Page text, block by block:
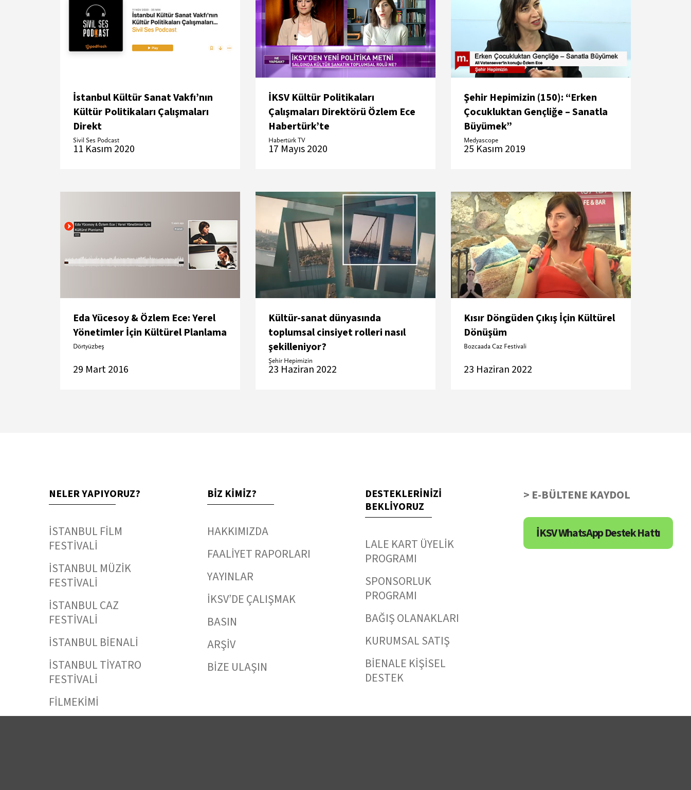
İstanbul Kültür Sanat Vakfı’nın
Kültür Politikaları Çalışmaları
Direkt
Sivil Ses Podcast
11 Kasım 2020
İKSV Kültür Politikaları
Çalışmaları Direktörü Özlem Ece
Habertürk’te
Habertürk TV
17 Mayıs 2020
Şehir Hepimizin (150): “Erken
Çocukluktan Gençliğe – Sanatla
Büyümek”
Medyascope
25 Kasım 2019
Eda Yücesoy & Özlem Ece: Yerel
Yönetimler İçin Kültürel Planlama
Dörtyüzbeş
29 Mart 2016
Kültür-sanat dünyasında
toplumsal cinsiyet rolleri nasıl
şekilleniyor?
Şehir Hepimizin
23 Haziran 2022
Kısır Döngüden Çıkış İçin Kültürel
Dönüşüm
Bozcaada Caz Festivali
23 Haziran 2022
NELER YAPIYORUZ?
İSTANBUL FİLM
FESTİVALİ
İSTANBUL MÜZİK
FESTİVALİ
İSTANBUL CAZ
FESTİVALİ
İSTANBUL BİENALİ
İSTANBUL TİYATRO
FESTİVALİ
FİLMEKİMİ
BİZ KİMİZ?
HAKKIMIZDA
FAALİYET RAPORLARI
YAYINLAR
İKSV’DE ÇALIŞMAK
BASIN
ARŞİV
BİZE ULAŞIN
DESTEKLERİNİZİ
BEKLİYORUZ
LALE KART ÜYELİK
PROGRAMI
SPONSORLUK
PROGRAMI
BAĞIŞ OLANAKLARI
KURUMSAL SATIŞ
BİENALE KİŞİSEL
DESTEK
> E-BÜLTENE KAYDOL
İKSV WhatsApp Destek Hattı